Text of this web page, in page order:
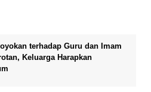
terhadap Guru dan Imam
Keluarga Harapkan